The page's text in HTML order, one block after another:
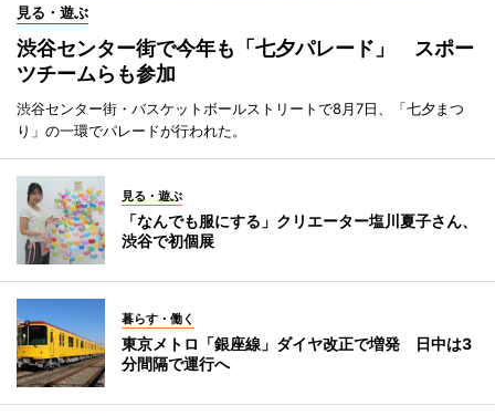
見る・遊ぶ
渋谷センター街で今年も「七夕パレード」 スポー
ツチームらも参加
渋谷センター街・バスケットボールストリートで8月7日、「七夕まつ
り」の一環でパレードが行われた。
見る・遊ぶ
「なんでも服にする」クリエーター塩川夏子さん、
渋谷で初個展
暮らす・働く
東京メトロ「銀座線」ダイヤ改正で増発 日中は3
分間隔で運行へ